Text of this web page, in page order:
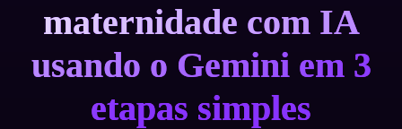
maternidade com IA
usando o Gemini em 3
etapas simples